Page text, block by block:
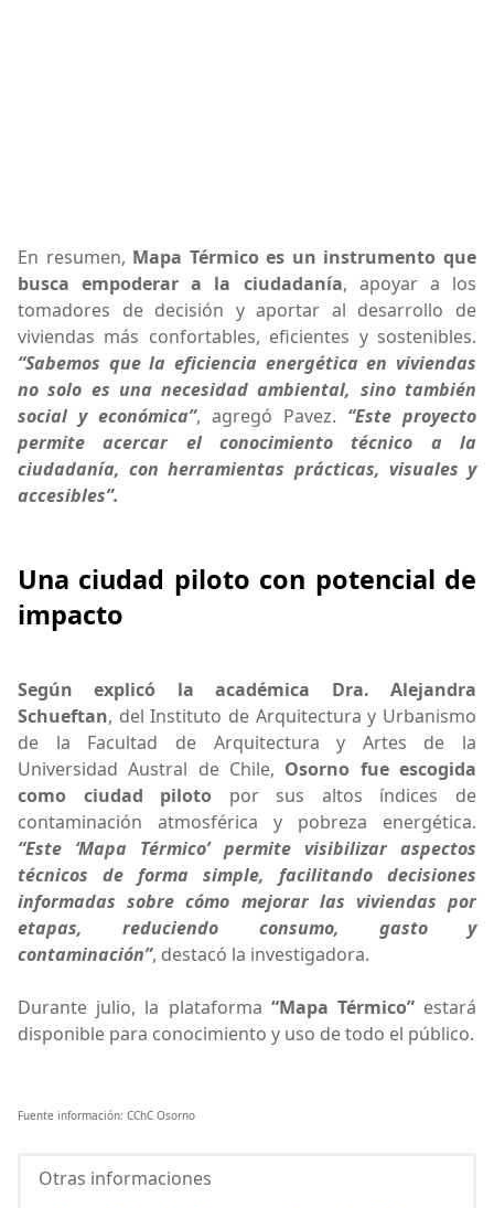
En resumen, Mapa Térmico es un instrumento que
busca empoderar a la ciudadanía, apoyar a los
tomadores de decisión y aportar al desarrollo de
viviendas más confortables, eficientes y sostenibles.
“Sabemos que la eficiencia energética en viviendas
no solo es una necesidad ambiental, sino también
social y económica”, agregó Pavez. “Este proyecto
permite acercar el conocimiento técnico a la
ciudadanía, con herramientas prácticas, visuales y
accesibles”.
Una ciudad piloto con potencial de
impacto
Según explicó la académica Dra. Alejandra
Schueftan, del Instituto de Arquitectura y Urbanismo
de la Facultad de Arquitectura y Artes de la
Universidad Austral de Chile, Osorno fue escogida
como ciudad piloto por sus altos índices de
contaminación atmosférica y pobreza energética.
“Este ‘Mapa Térmico’ permite visibilizar aspectos
técnicos de forma simple, facilitando decisiones
informadas sobre cómo mejorar las viviendas por
etapas, reduciendo consumo, gasto y
contaminación”, destacó la investigadora.
Durante julio, la plataforma “Mapa Térmico”estará
disponible para conocimiento y uso de todo el público.
Fuente información: CChC Osorno
Otras informaciones